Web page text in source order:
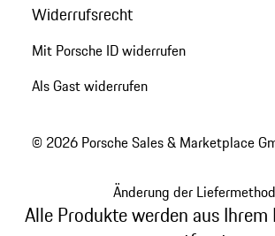
Widerrufsrecht
Mit Porsche ID widerrufen
Als Gast widerrufen
© 2026 Porsche Sales & Marketplace
Änderung der
Alle Produkte werden aus